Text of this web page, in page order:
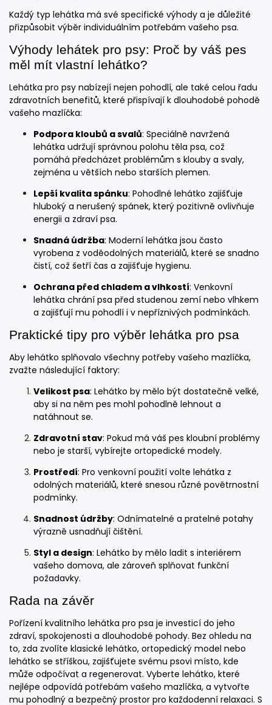
Každý typ lehátka má své specifické výhody a je důležité
přizpůsobit výběr individuálním potřebám vašeho psa.
Výhody lehátek pro psy: Proč by váš pes
měl mít vlastní lehátko?
Lehátka pro psy nabízejí nejen pohodlí, ale také celou řadu
zdravotních benefitů, které přispívají k dlouhodobé pohodě
vašeho mazlíčka:
Podpora kloubů a svalů: Speciálně navržená
lehátka udržují správnou polohu těla psa, což
pomáhá předcházet problémům s klouby a svaly,
zejména u větších nebo starších plemen.
Lepší kvalita spánku: Pohodlné lehátko zajišťuje
hluboký a nerušený spánek, který pozitivně ovlivňuje
energii a zdraví psa.
Snadná údržba: Moderní lehátka jsou často
vyrobena z voděodolných materiálů, které se snadno
čistí, což šetří čas a zajišťuje hygienu.
Ochrana před chladem a vlhkostí: Venkovní
lehátka chrání psa před studenou zemí nebo vlhkem
a zajišťují mu pohodlí i v nepříznivých podmínkách.
Praktické tipy pro výběr lehátka pro psa
Aby lehátko splňovalo všechny potřeby vašeho mazlíčka,
zvažte následující faktory:
Velikost psa: Lehátko by mělo být dostatečně velké,
aby si na něm pes mohl pohodlně lehnout a
natáhnout se.
Zdravotní stav: Pokud má váš pes kloubní problémy
nebo je starší, vybírejte ortopedické modely.
Prostředí: Pro venkovní použití volte lehátka z
odolných materiálů, které snesou různé povětrnostní
podmínky.
Snadnost údržby: Odnímatelné a pratelné potahy
výrazně usnadňují čištění.
Styl a design: Lehátko by mělo ladit s interiérem
vašeho domova, ale zároveň splňovat funkční
požadavky.
Rada na závěr
Pořízení kvalitního lehátka pro psa je investicí do jeho
zdraví, spokojenosti a dlouhodobé pohody. Bez ohledu na
to, zda zvolíte klasické lehátko, ortopedický model nebo
lehátko se stříškou, zajišťujete svému psovi místo, kde
může odpočívat a regenerovat. Vyberte lehátko, které
nejlépe odpovídá potřebám vašeho mazlíčka, a vytvořte
mu pohodlný a bezpečný prostor pro každodenní relaxaci. S